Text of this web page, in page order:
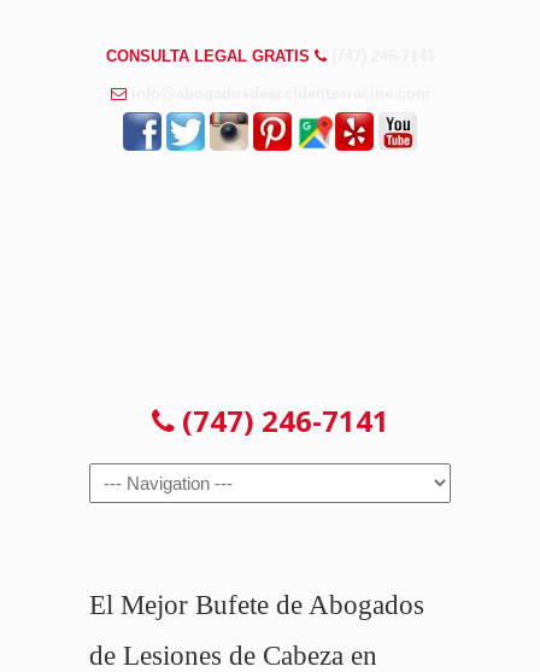
CONSULTA LEGAL GRATIS
(747) 246-7141
Navigation
El Mejor Bufete de Abogados
de Lesiones de Cabeza en